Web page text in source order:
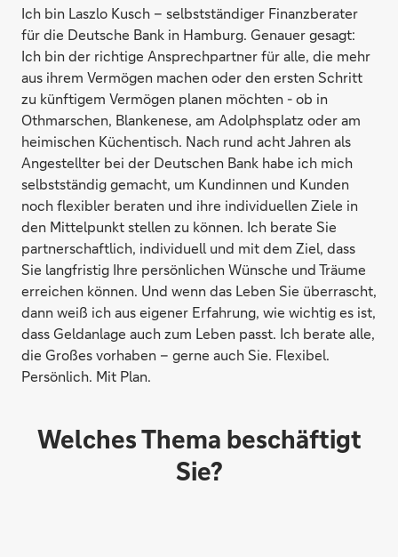
Ich bin Laszlo Kusch – selbstständiger Finanzberater
für die Deutsche Bank in Hamburg. Genauer gesagt:
Ich bin der richtige Ansprechpartner für alle, die mehr
aus ihrem Vermögen machen oder den ersten Schritt
zu künftigem Vermögen planen möchten - ob in
Othmarschen, Blankenese, am Adolphsplatz oder am
heimischen Küchentisch. Nach rund acht Jahren als
Angestellter bei der Deutschen Bank habe ich mich
selbstständig gemacht, um Kundinnen und Kunden
noch flexibler beraten und ihre individuellen Ziele in
den Mittelpunkt stellen zu können. Ich berate Sie
partnerschaftlich, individuell und mit dem Ziel, dass
Sie langfristig Ihre persönlichen Wünsche und Träume
erreichen können. Und wenn das Leben Sie überrascht,
dann weiß ich aus eigener Erfahrung, wie wichtig es ist,
dass Geldanlage auch zum Leben passt. Ich berate alle,
die Großes vorhaben – gerne auch Sie. Flexibel.
Persönlich. Mit Plan.
Welches Thema beschäftigt
Sie?